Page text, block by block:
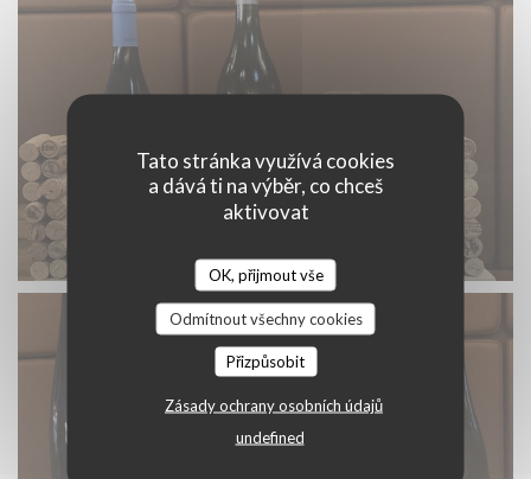
Tato stránka využívá cookies
a dává ti na výběr, co chceš
aktivovat
OK, přijmout vše
Odmítnout všechny cookies
Přizpůsobit
Zásady ochrany osobních údajů
undefined